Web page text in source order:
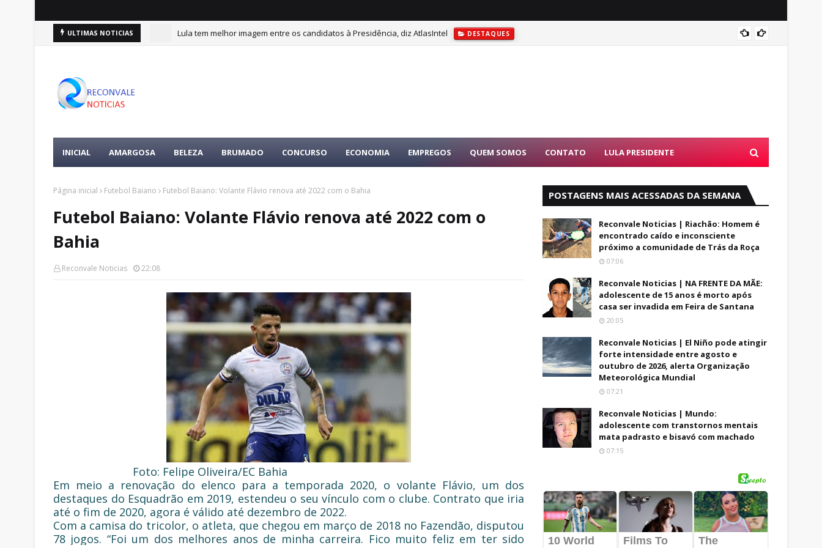
ULTIMAS NOTICIAS Lula tem melhor imagem entre os candidatos à Presidência, diz AtlasIntel DESTAQUES
INICIAL AMARGOSA BELEZA BRUMADO CONCURSO ECONOMIA EMPREGOS QUEM SOMOS CONTATO LULA PRESIDENTE
Página inicial Futebol Baiano Futebol Baiano: Volante Flávio renova até 2022 com o Bahia
Futebol Baiano: Volante Flávio renova até 2022 com o
Bahia
Reconvale Noticias 22:08
Foto: Felipe Oliveira/EC Bahia
Em meio a renovação do elenco para a temporada 2020, o volante Flávio, um dos
destaques do Esquadrão em 2019, estendeu o seu vínculo com o clube. Contrato que iria
até o fim de 2020, agora é válido até dezembro de 2022.
Com a camisa do tricolor, o atleta, que chegou em março de 2018 no Fazendão, disputou
78 jogos. “Foi um dos melhores anos de minha carreira. Fico muito feliz em ter sido
POSTAGENS MAIS ACESSADAS DA SEMANA
Reconvale Noticias | Riachão: Homem é
encontrado caído e inconsciente
próximo a comunidade de Trás da Roça
07:06
Reconvale Noticias | NA FRENTE DA MÃE:
adolescente de 15 anos é morto após
casa ser invadida em Feira de Santana
20:05
Reconvale Noticias | El Niño pode atingir
forte intensidade entre agosto e
outubro de 2026, alerta Organização
Meteorológica Mundial
07:21
Reconvale Noticias | Mundo:
adolescente com transtornos mentais
mata padrasto e bisavó com machado
07:15